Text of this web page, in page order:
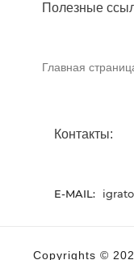
Полезные
Главная
Контакты:
E-MAIL:
Copyrights ©